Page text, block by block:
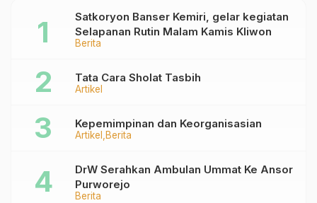
Berita
Satkoryon Banser Kemiri, gelar kegiatan
Selapanan Rutin Malam Kamis Kliwon
Artikel
Tata Cara Sholat Tasbih
Artikel Berita
Kepemimpinan dan Keorganisasian
Berita
DrW Serahkan Ambulan Ummat Ke Ansor
Purworejo